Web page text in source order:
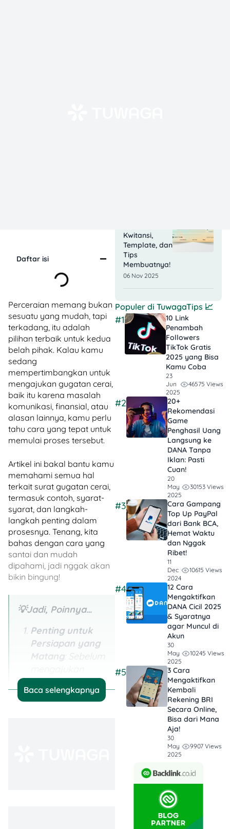
Daftar isi
Perceraian memang bukan
sesuatu yang mudah, tapi
terkadang, itu adalah
pilihan terbaik untuk kedua
belah pihak. Kalau kamu
sedang
mempertimbangkan untuk
mengajukan gugatan cerai,
baik itu karena masalah
komunikasi, finansial, atau
alasan lainnya, kamu perlu
tahu cara yang tepat untuk
memulai proses tersebut.
Artikel ini bakal bantu kamu
memahami semua hal
terkait surat gugatan cerai,
termasuk contoh, syarat-
syarat, dan langkah-
langkah penting dalam
prosesnya. Tenang, kita
bahas dengan cara yang
santai dan mudah
dipahami, jadi nggak akan
bikin bingung!
💡Jadi, Poinnya…
Penting untuk
Persiapan yang
Matang: Sebelum
gugatan cerai,
pastikan kamu
Baca selengkapnya
Kwitansi,
Template, dan
Tips
Membuatnya!
06 Nov 2025
Populer di TuwagaTips 📈
#1
10 Link
Penambah
Followers
TikTok Gratis​
2025 yang Bisa
Kamu Coba
23
Jun
2025
46575 Views
#2
20+
Rekomendasi
Game
Penghasil Uang
Langsung ke
DANA Tanpa
Iklan​: Pasti
Cuan!
20
May
2025
30153 Views
#3
Cara Gampang
Top Up PayPal
dari Bank BCA,
Hemat Waktu
dan Nggak
Ribet!
11
Dec
2024
10615 Views
#4
12 Cara
Mengaktifkan
DANA Cicil 2025
& Syaratnya
agar Muncul di
Akun
30
May
2025
10245 Views
#5
3 Cara
Mengaktifkan
Kembali
Rekening BRI
Secara Online,
Bisa dari Mana
Aja!
30
May
2025
9907 Views